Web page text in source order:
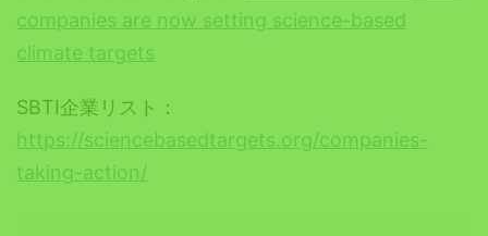
companies are now setting science-based
climate targets
SBTI企業リスト：
https://sciencebasedtargets.org/companies-
taking-action/